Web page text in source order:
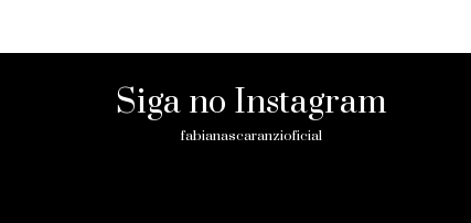
Siga no Instagram
fabianascaranzioficial